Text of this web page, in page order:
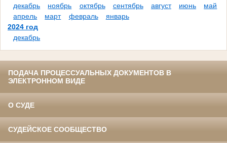
декабрь
ноябрь октябрь сентябрь август июнь
май
апрель
март февраль
январь
2024 год
декабрь
ПОДАЧА ПРОЦЕССУАЛЬНЫХ ДОКУМЕНТОВ В
ЭЛЕКТРОННОМ ВИДЕ
О СУДЕ
СУДЕЙСКОЕ СООБЩЕСТВО